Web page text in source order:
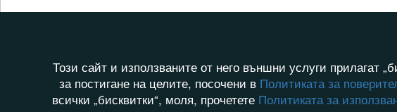
Този сайт и използваните от него външни услуги прилагат
за постигане на целите, посочени в Политиката за
всички „бисквитки“, моля, прочетете Политиката за